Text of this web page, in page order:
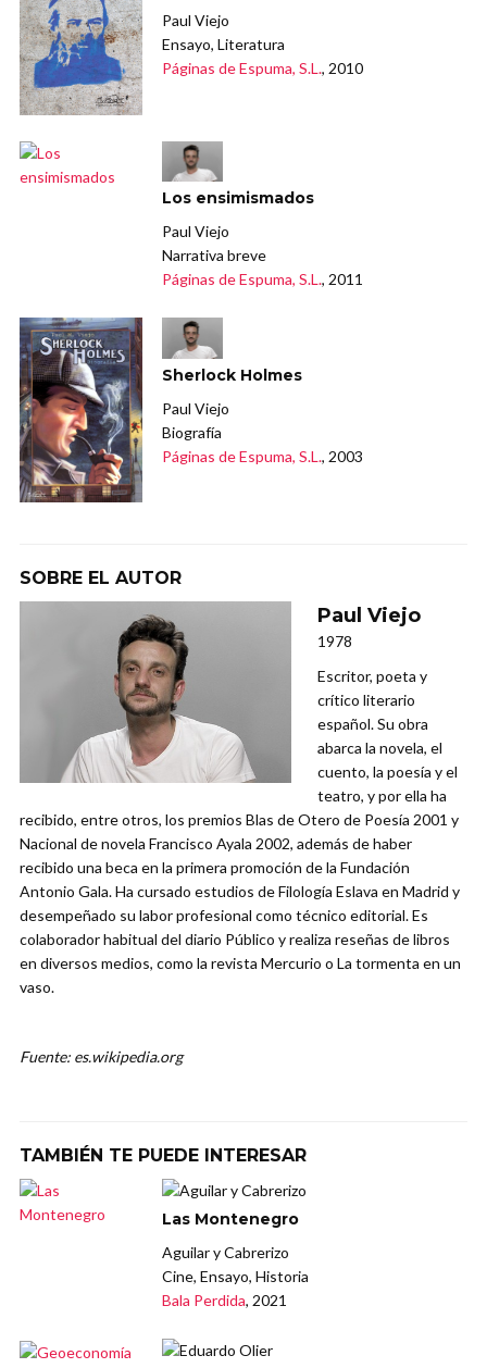
Paul Viejo
Ensayo, Literatura
Páginas de Espuma, S.L., 2010
Los ensimismados
Paul Viejo
Narrativa breve
Páginas de Espuma, S.L., 2011
Sherlock Holmes
Paul Viejo
Biografía
Páginas de Espuma, S.L., 2003
SOBRE EL AUTOR
Paul Viejo
1978
Escritor, poeta y
crítico literario
español. Su obra
abarca la novela, el
cuento, la poesía y el
teatro, y por ella ha
recibido, entre otros, los premios Blas de Otero de Poesía 2001 y
Nacional de novela Francisco Ayala 2002, además de haber
recibido una beca en la primera promoción de la Fundación
Antonio Gala. Ha cursado estudios de Filología Eslava en Madrid y
desempeñado su labor profesional como técnico editorial. Es
colaborador habitual del diario Público y realiza reseñas de libros
en diversos medios, como la revista Mercurio o La tormenta en un
vaso.
Fuente: es.wikipedia.org
TAMBIÉN TE PUEDE INTERESAR
Las Montenegro
Aguilar y Cabrerizo
Cine, Ensayo, Historia
Bala Perdida, 2021